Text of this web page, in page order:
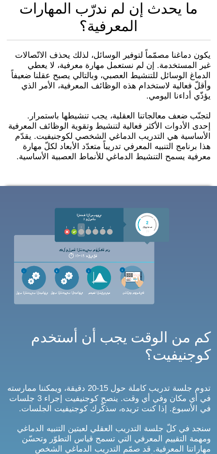
ما يحدث إن لم ندرّب المهارات
المعرفية؟
يكون دماغنا مصمّماً لتوفير الوسائل، لذلك يحذف الاتّصالات
غير المستخدمة. إن لم نستعمل مهارة معرفية، لا يعطي
الدماغ الوسائل للتنشيط العصبي، وبالتالي يصبح عقلنا ضعيفاً
وأقلّ فعالية لاستخدام هذه الوظائف المعرفية، الأمر الذي
يؤذّي أداءنا اليومي.
لتجنّب ضعف معالجاتنا العقلية، يجب تنشيطها باستمرار.
إحدى الأدوات الأكثر فعالية لتنشيط وتقوية الوظائف المعرفية
الأساسية هي التدريب الدماغي الشخصي لكوجنيفيت. يقدّم
هذا برنامج التنبيه المعرفي تدريباً متعدّد الأبعاد لكلّ مهارة
معرفية يسمح التنشيط الدماغي للأنماط العصبية الأساسية.
كم من الوقت يجب أن أستخدم
كوجنيفيت؟
تدوم جلسة تدريب كاملة حول 15-20 دقيقة، ويمكننا ممارسته
في أي مكان وفي أي وقت. ينصح كوجنيفيت إجراء 3 جلسات
في الأسبوع. إذا كنت تريده، سذكّرك كوجنيفيت الجلسات.
سنجد في كلّ جلسة التدريب العقلي لعبتين التنبيه الدماغي
ومهمة التقييم المعرفي التي تسمح قياس التطوّر وتحسّن
مهاراتنا المعرفية. قد صمّم التدريب الدماغي الشخص